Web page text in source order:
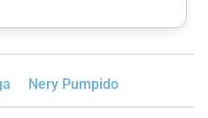
Nery Pumpido